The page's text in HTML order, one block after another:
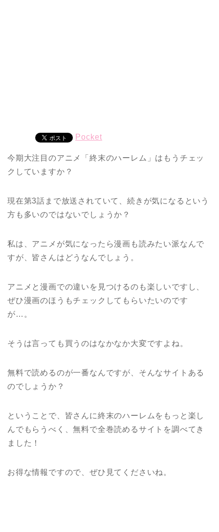
Pocket
今期大注目のアニメ「終末のハーレム」はもうチェッ
クしていますか？
現在第3話まで放送されていて、続きが気になるという
方も多いのではないでしょうか？
私は、アニメが気になったら漫画も読みたい派なんで
すが、皆さんはどうなんでしょう。
アニメと漫画での違いを見つけるのも楽しいですし、
ぜひ漫画のほうもチェックしてもらいたいのです
が…。
そうは言っても買うのはなかなか大変ですよね。
無料で読めるのが一番なんですが、そんなサイトある
のでしょうか？
ということで、皆さんに終末のハーレムをもっと楽し
んでもらうべく、無料で全巻読めるサイトを調べてき
ました！
お得な情報ですので、ぜひ見てくださいね。